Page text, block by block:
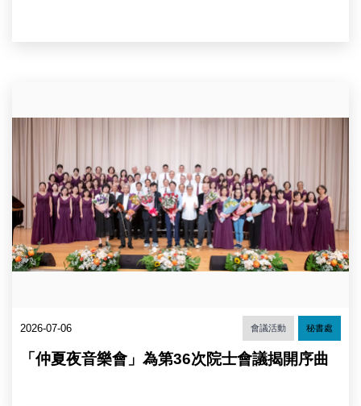
鳳、
顯
揚。
（圖
片
來
研
院）
仁
出
者
合
影。
（圖
片
央
2026-07-06 會議活動 秘書處
「仲夏夜音樂會」為第36次院士會議揭開序曲